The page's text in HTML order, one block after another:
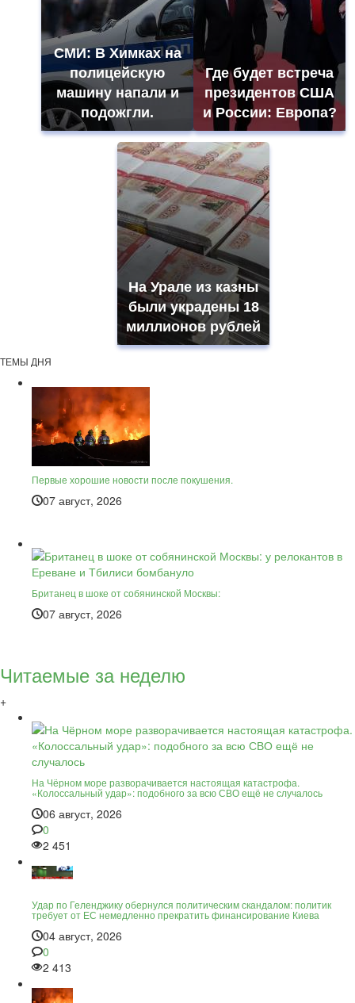
СМИ: В Химках на
полицейскую
машину напали и
подожгли.
Где будет встреча
президентов США
и России: Европа?
На Урале из казны
были украдены 18
миллионов рублей
ТЕМЫ ДНЯ
Первые хорошие новости после покушения.
07 август, 2026
Британец в шоке от собянинской Москвы:
07 август, 2026
Читаемые за неделю
+
На Чёрном море разворачивается настоящая катастрофа.
«Колоссальный удар»: подобного за всю СВО ещё не случалось
06 август, 2026
0
2 451
Удар по Геленджику обернулся политическим скандалом: политик
требует от ЕС немедленно прекратить финансирование Киева
04 август, 2026
0
2 413